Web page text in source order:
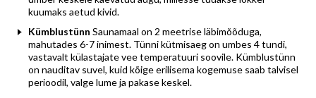
kuumaks aetud kivid.
Kümblustünn Saunamaal on 2 meetrise läbimõõduga,
mahutades 6-7 inimest. Tünni kütmisaeg on umbes 4 tundi,
vastavalt külastajate vee temperatuuri soovile. Kümblustünn
on nauditav suvel, kuid kõige erilisema kogemuse saab talvisel
perioodil, valge lume ja pakase keskel.